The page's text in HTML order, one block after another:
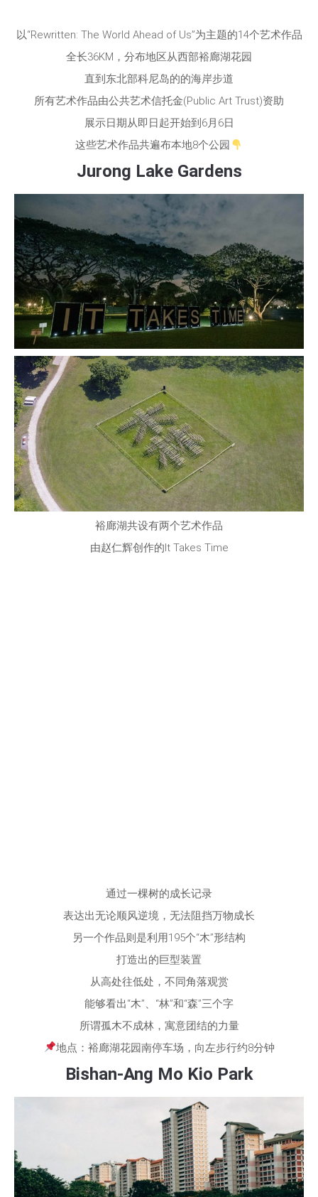
以“Rewritten: The World Ahead of Us”为主题的14个艺术作品
全长36KM，分布地区从西部裕廊湖花园
直到东北部科尼岛的的海岸步道
所有艺术作品由公共艺术信托金(Public Art Trust)资助
展示日期从即日起开始到6月6日
这些艺术作品共遍布本地8个公园
Jurong Lake Gardens
裕廊湖共设有两个艺术作品
由赵仁辉创作的It Takes Time
通过一棵树的成长记录
表达出无论顺风逆境，无法阻挡万物成长
另一个作品则是利用195个“木”形结构
打造出的巨型装置
从高处往低处，不同角落观赏
能够看出“木”、“林”和“森”三个字
所谓孤木不成林，寓意团结的力量
地点：裕廊湖花园南停车场，向左步行约8分钟
Bishan-Ang Mo Kio Park